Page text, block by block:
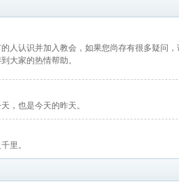
人认识并加入教会，如果您尚存有很多疑问
大家的热情帮助。
，也是今天的昨天。
里。